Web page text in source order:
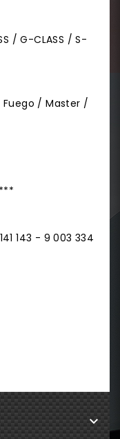
/ G-CLASS / S-
Fuego / Master /
143 - 9 003 334
